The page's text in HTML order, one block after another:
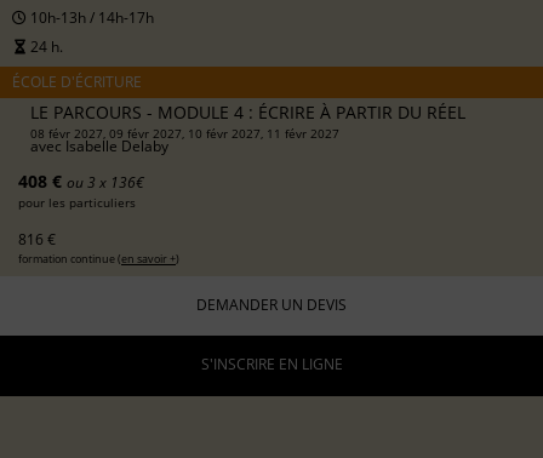
10h-13h / 14h-17h
24 h.
ÉCOLE D'ÉCRITURE
LE PARCOURS - MODULE 4 : ÉCRIRE À PARTIR DU RÉEL
08 févr 2027, 09 févr 2027, 10 févr 2027, 11 févr 2027
avec Isabelle Delaby
408 € ou 3 x 136€
pour les particuliers
816 €
formation continue (en savoir +)
DEMANDER UN DEVIS
S'INSCRIRE EN LIGNE